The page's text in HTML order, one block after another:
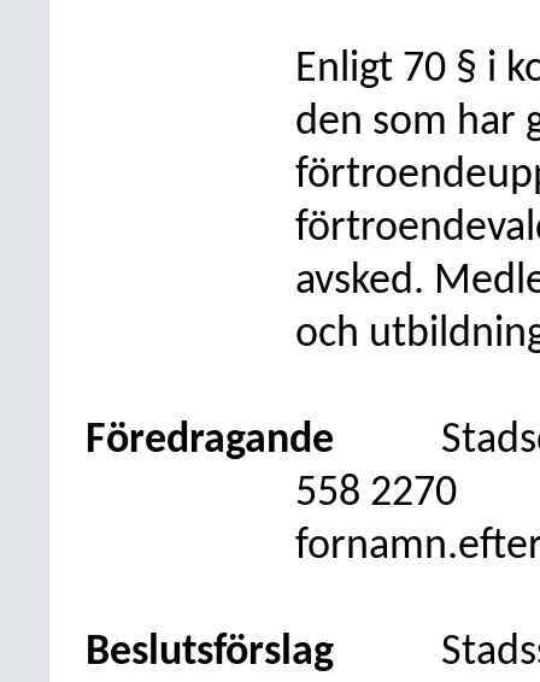
Enligt 70 § i
den som har
avsked.
och
Föredragande
558 2270
Beslutsförslag